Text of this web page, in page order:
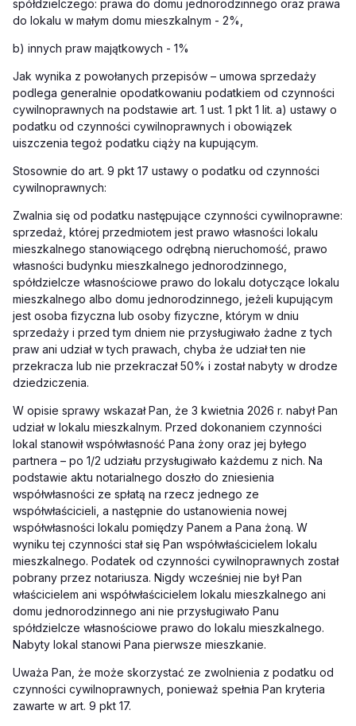
spółdzielczego: prawa do domu jednorodzinnego oraz prawa
do lokalu w małym domu mieszkalnym - 2%,
b) innych praw majątkowych - 1%
Jak wynika z powołanych przepisów – umowa sprzedaży
podlega generalnie opodatkowaniu podatkiem od czynności
cywilnoprawnych na podstawie art. 1 ust. 1 pkt 1 lit. a) ustawy o
podatku od czynności cywilnoprawnych i obowiązek
uiszczenia tegoż podatku ciąży na kupującym.
Stosownie do art. 9 pkt 17 ustawy o podatku od czynności
cywilnoprawnych:
Zwalnia się od podatku następujące czynności cywilnoprawne:
sprzedaż, której przedmiotem jest prawo własności lokalu
mieszkalnego stanowiącego odrębną nieruchomość, prawo
własności budynku mieszkalnego jednorodzinnego,
spółdzielcze własnościowe prawo do lokalu dotyczące lokalu
mieszkalnego albo domu jednorodzinnego, jeżeli kupującym
jest osoba fizyczna lub osoby fizyczne, którym w dniu
sprzedaży i przed tym dniem nie przysługiwało żadne z tych
praw ani udział w tych prawach, chyba że udział ten nie
przekracza lub nie przekraczał 50% i został nabyty w drodze
dziedziczenia.
W opisie sprawy wskazał Pan, że 3 kwietnia 2026 r. nabył Pan
udział w lokalu mieszkalnym. Przed dokonaniem czynności
lokal stanowił współwłasność Pana żony oraz jej byłego
partnera – po 1/2 udziału przysługiwało każdemu z nich. Na
podstawie aktu notarialnego doszło do zniesienia
współwłasności ze spłatą na rzecz jednego ze
współwłaścicieli, a następnie do ustanowienia nowej
współwłasności lokalu pomiędzy Panem a Pana żoną. W
wyniku tej czynności stał się Pan współwłaścicielem lokalu
mieszkalnego. Podatek od czynności cywilnoprawnych został
pobrany przez notariusza. Nigdy wcześniej nie był Pan
właścicielem ani współwłaścicielem lokalu mieszkalnego ani
domu jednorodzinnego ani nie przysługiwało Panu
spółdzielcze własnościowe prawo do lokalu mieszkalnego.
Nabyty lokal stanowi Pana pierwsze mieszkanie.
Uważa Pan, że może skorzystać ze zwolnienia z podatku od
czynności cywilnoprawnych, ponieważ spełnia Pan kryteria
zawarte w art. 9 pkt 17.